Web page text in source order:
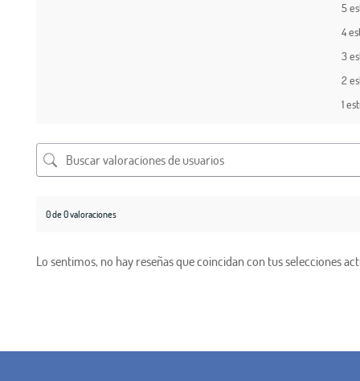
5
4
3
2
1
0 de 0 valoraciones
Lo sentimos, no hay reseñas que coincidan con tus selecciones